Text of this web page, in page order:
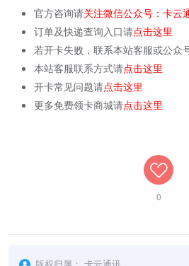
官方咨询请关注微信公众号：卡云
订单及快递查询入口请点击这里
若开卡失败，联系本站客服或公众
本站客服联系方式请点击这里
开卡常见问题请点击这里
更多免费领卡商城请点击这里
0